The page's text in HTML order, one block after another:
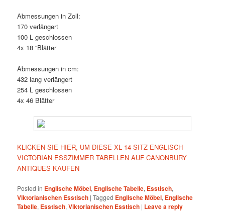
Abmessungen in Zoll:
170 verlängert
100 L geschlossen
4x 18 “Blätter
Abmessungen in cm:
432 lang verlängert
254 L geschlossen
4x 46 Blätter
KLICKEN SIE HIER, UM DIESE XL 14 SITZ ENGLISCH
VICTORIAN ESSZIMMER TABELLEN AUF CANONBURY
ANTIQUES KAUFEN
Posted in Englische Möbel, Englische Tabelle, Esstisch,
Viktorianischen Esstisch |Tagged Englische Möbel, Englische
Tabelle, Esstisch,Viktorianischen Esstisch | Leave a reply